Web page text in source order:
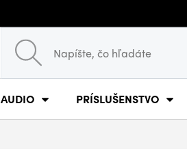
AUDIO PRÍSLUŠENSTVO